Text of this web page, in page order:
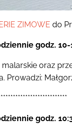
ZIMOWE do
godz.
malarskie oraz
Prowadzi:
godz.